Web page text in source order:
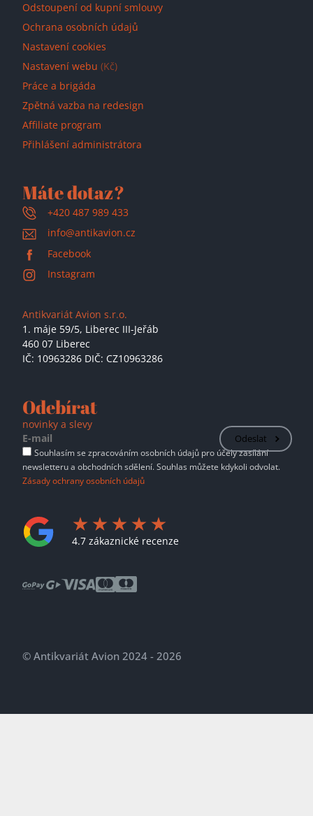
Odstoupení od kupní smlouvy
Ochrana osobních údajů
Nastavení cookies
Nastavení webu (Kč)
Práce a brigáda
Zpětná vazba na redesign
Affiliate program
Přihlášení administrátora
Máte dotaz?
+420 487 989 433
info@antikavion.cz
Facebook
Instagram
Antikvariát Avion s.r.o.
1. máje 59/5, Liberec III-Jeřáb
460 07 Liberec
IČ: 10963286 DIČ: CZ10963286
Odebírat
novinky a slevy
Odeslat
Souhlasím se zpracováním osobních údajů pro účely zasílání
newsletteru a obchodních sdělení. Souhlas můžete kdykoli odvolat.
Zásady ochrany osobních údajů
4.7 zákaznické recenze
© Antikvariát Avion 2024 - 2026